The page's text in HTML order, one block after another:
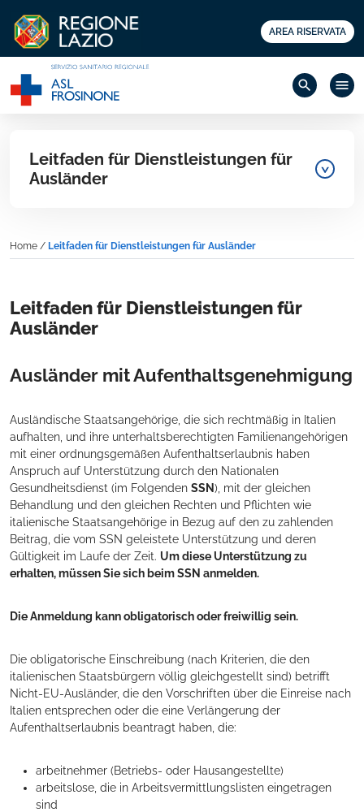
AREA RISERVATA
search menu
Leitfaden für Dienstleistungen für
Ausländer
Home / Leitfaden für Dienstleistungen für Ausländer
Leitfaden für Dienstleistungen für
Ausländer
Ausländer mit Aufenthaltsgenehmigung
Ausländische Staatsangehörige, die sich rechtmäßig in Italien
aufhalten, und ihre unterhaltsberechtigten Familienangehörigen
mit einer ordnungsgemäßen Aufenthaltserlaubnis haben
Anspruch auf Unterstützung durch den Nationalen
Gesundheitsdienst (im Folgenden SSN), mit der gleichen
Behandlung und den gleichen Rechten und Pflichten wie
italienische Staatsangehörige in Bezug auf den zu zahlenden
Beitrag, die vom SSN geleistete Unterstützung und deren
Gültigkeit im Laufe der Zeit. Um diese Unterstützung zu
erhalten, müssen Sie sich beim SSN anmelden.
Die Anmeldung kann obligatorisch oder freiwillig sein.
Die obligatorische Einschreibung (nach Kriterien, die den
italienischen Staatsbürgern völlig gleichgestellt sind) betrifft
Nicht-EU-Ausländer, die den Vorschriften über die Einreise nach
Italien entsprechen oder die eine Verlängerung der
Aufenthaltserlaubnis beantragt haben, die:
arbeitnehmer (Betriebs- oder Hausangestellte)
arbeitslose, die in Arbeitsvermittlungslisten eingetragen
sind